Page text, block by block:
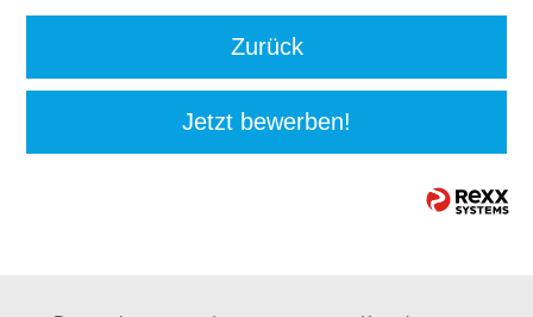
Zurück
Jetzt bewerben!